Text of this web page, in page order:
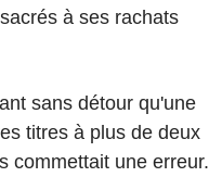
à ses rachats
sans détour qu'une
titres à plus de deux
commettait une erreur.